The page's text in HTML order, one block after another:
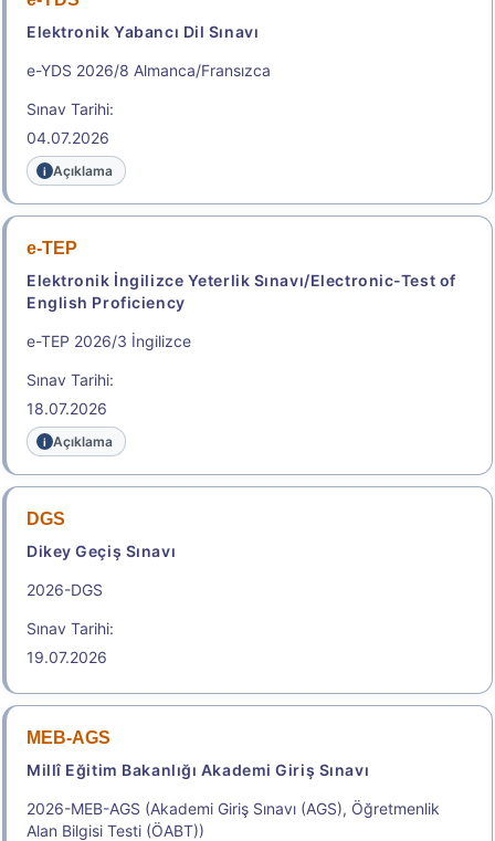
Elektronik Yabancı Dil Sınavı
e-YDS 2026/8 Almanca/Fransızca
Sınav Tarihi:
04.07.2026
Açıklama
e-TEP
Elektronik İngilizce Yeterlik Sınavı/Electronic-Test of
English Proficiency
e-TEP 2026/3 İngilizce
Sınav Tarihi:
18.07.2026
Açıklama
DGS
Dikey Geçiş Sınavı
2026-DGS
Sınav Tarihi:
19.07.2026
MEB-AGS
Millî Eğitim Bakanlığı Akademi Giriş Sınavı
2026-MEB-AGS (Akademi Giriş Sınavı (AGS), Öğretmenlik
Alan Bilgisi Testi (ÖABT))